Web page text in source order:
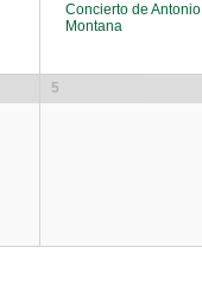
Concierto de Antonio
Montana
5